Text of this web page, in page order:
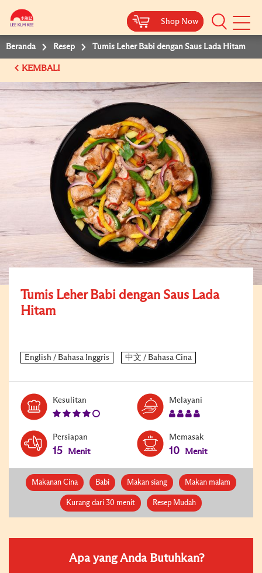
Shop Now
Shop Now
Beranda Resep Tumis Leher Babi dengan Saus Lada Hitam
KEMBALI
Tumis Leher Babi dengan Saus Lada
Hitam
Kesulitan
4
Melayani
Persiapan
15 Menit
Memasak
10 Menit
Makanan Cina Babi Makan siang Makan malam
Kurang dari 30 menit Resep Mudah
Apa yang Anda Butuhkan?